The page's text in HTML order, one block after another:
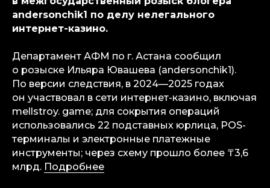
andersonchik1 по делу нелегального
интернет-казино.
Департамент АФМ по г. Астана сообщил
о розыске Ильяра Ювашева (andersonchik1).
По версии следствия, в 2024—2025 годах
он участвовал в сети интернет-казино, включая
mellstroy. game; для сокрытия операций
использовались 22 подставных юрлица, POS-
терминалы и электронные платежные
инструменты; через схему прошло более ₸3,6
млрд. Подробнее